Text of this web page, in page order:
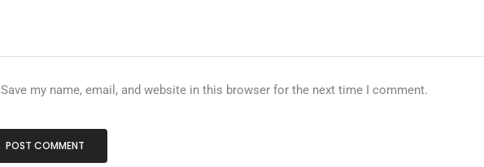
Save my name, email, and website in this browser for the next time I comment.